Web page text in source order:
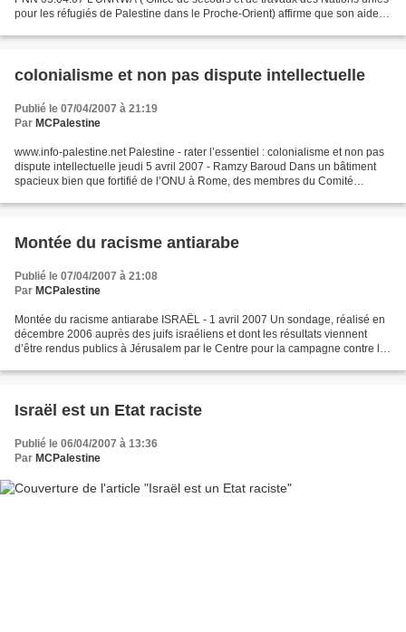
pour les réfugiés de Palestine dans le Proche-Orient) affirme que son aide
colonialisme et non pas dispute intellectuelle
Publié le 07/04/2007 à 21:19
Par MCPalestine
www.info-palestine.net Palestine - rater l’essentiel : colonialisme et non pas
dispute intellectuelle jeudi 5 avril 2007 - Ramzy Baroud Dans un bâtiment
spacieux bien que fortifié de l’ONU à Rome, des membres du Comité
Montée du racisme antiarabe
Publié le 07/04/2007 à 21:08
Par MCPalestine
Montée du racisme antiarabe ISRAËL - 1 avril 2007 Un sondage, réalisé en
décembre 2006 auprès des juifs israéliens et dont les résultats viennent
d’être rendus publics à Jérusalem par le Centre pour la campagne contre le
Israël est un Etat raciste
Publié le 06/04/2007 à 13:36
Par MCPalestine